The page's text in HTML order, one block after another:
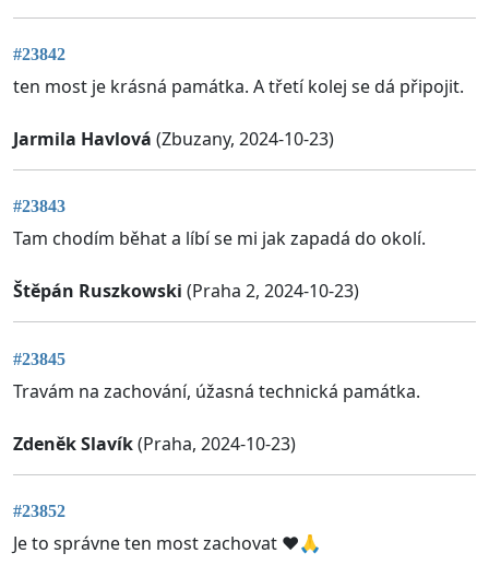
#23842
ten most je krásná památka. A třetí kolej se dá připojit.
Jarmila Havlová (Zbuzany, 2024-10-23)
#23843
Tam chodím běhat a líbí se mi jak zapadá do okolí.
Štěpán Ruszkowski (Praha 2, 2024-10-23)
#23845
Travám na zachování, úžasná technická památka.
Zdeněk Slavík(Praha, 2024-10-23)
#23852
Je to správne ten most zachovat ❤️🙏